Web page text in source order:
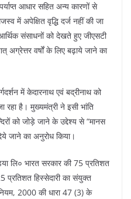
आधार सहित अन्य कारणों से
में अपेक्षित वृद्धि दर्ज नहीं की जा
संसाधनों को देखते हुए जीएसटी
अग्रेत्तर वर्षों के लिए बढ़ाये जाने का
में केदारनाथ एवं बद्रीनाथ को
रहा है। मुख्यमंत्री ने इसी भांति
को जोड़े जाने के उद्देश्य से “मानस
जाने का अनुरोध किया।
लि० भारत सरकार की 75 प्रतिशत
प्रतिशत हिस्सेदारी का संयुक्त
2000 की धारा 47 (3) के